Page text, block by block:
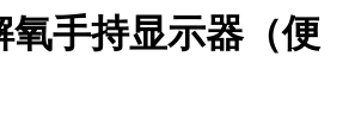
氧手持显示器（便